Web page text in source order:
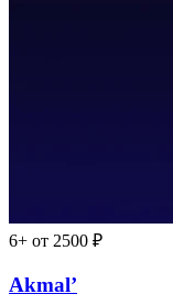
6+ от 2500 ₽
Akmal’